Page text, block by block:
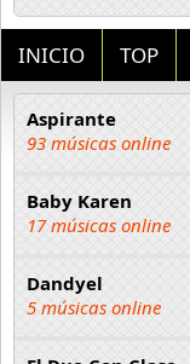
INICIO TOP
Aspirante
93 músicas online
Baby Karen
17 músicas online
Dandyel
5 músicas online